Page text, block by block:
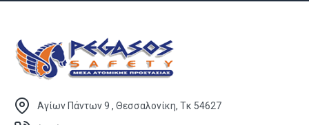
Αγίων Πάντων 9 , Θεσσαλονίκη, Τκ 54627